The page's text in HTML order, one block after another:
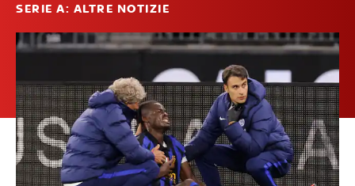
SERIE A: ALTRE NOTIZIE